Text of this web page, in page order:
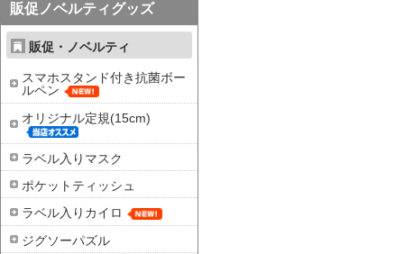
販促ノベルティグッズ
販促・ノベルティ
スマホスタンド付き抗菌ボー
ルペン
オリジナル定規(15cm)
ラベル入りマスク
ポケットティッシュ
ラベル入りカイロ
ジグソーパズル